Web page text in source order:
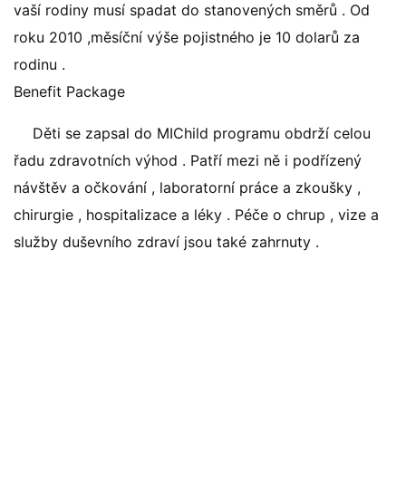
vaší rodiny musí spadat do stanovených směrů . Od
roku 2010 ,měsíční výše pojistného je 10 dolarů za
rodinu .
Benefit Package
Děti se zapsal do MIChild programu obdrží celou
řadu zdravotních výhod . Patří mezi ně i podřízený
návštěv a očkování , laboratorní práce a zkoušky ,
chirurgie , hospitalizace a léky . Péče o chrup , vize a
služby duševního zdraví jsou také zahrnuty .